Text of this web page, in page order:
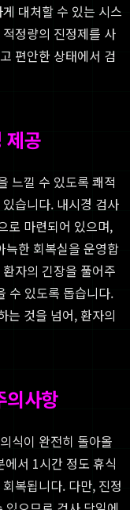
대처할 수 있는 시스
정량의 진정제를 사
편안한 상태에서 검
제공
느낄 수 있도록 쾌적
습니다. 내시경 검사
로 마련되어 있으며,
늑한 회복실을 운영합
자의 긴장을 풀어주
수 있도록 돕습니다.
는 것을 넘어, 환자의
의사항
식이 완전히 돌아올
서 1시간 정도 휴식
복됩니다. 다만, 진정